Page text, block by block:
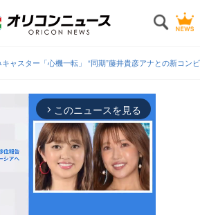
ャスター「心機一転」 “同期”藤井貴彦アナとの新コン
arrow_forward_ios このニュースを見る